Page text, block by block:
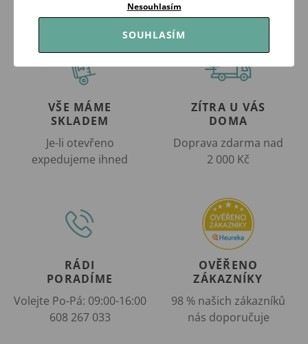
VŠE MÁME
SKLADEM
Je-li otevřeno
expedujeme ihned
ZÍTRA U VÁS
DOMA
Doprava zdarma nad
2 000 Kč
RÁDI
PORADÍME
Volejte Po-Pá: 09:00-16:00
608 267 033
OVĚŘENO
ZÁKAZNÍKY
98 % našich zákazníků
nás doporučuje
Nesouhlasím
SOUHLASÍM